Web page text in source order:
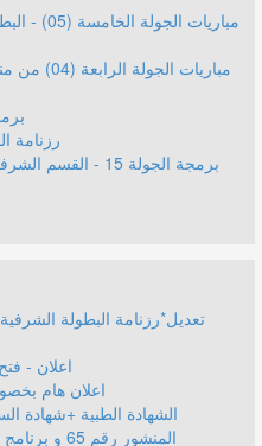
مباريات
مباريات
برمجة
رزنامة
برمجة الجولة 15
*تعديل*رزنامة البطولة الشرفية
اعلان -
اعلان هام
الشهادة الطبية +شهادة